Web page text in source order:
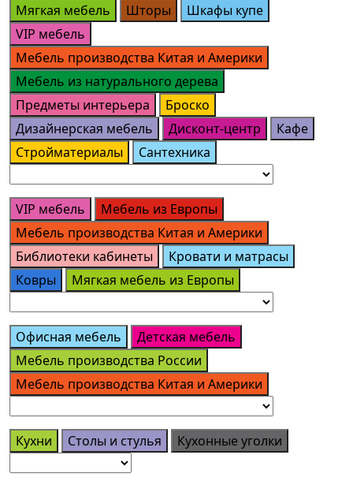
Мягкая мебель Шторы
Шкафы купе
VIP мебель
Мебель производства Китая и Америки
Мебель из натурального дерева
Предметы интерьера
Броско
Дизайнерская мебель
Дисконт-центр
Кафе
Стройматериалы
Сантехника
VIP мебель
Мебель из Европы
Мебель производства Китая и Америки
Библиотеки кабинеты
Кровати и матрасы
Ковры
Мягкая мебель из Европы
Офисная мебель
Детская мебель
Мебель производства России
Мебель производства Китая и Америки
Кухни Столы и стулья Кухонные уголки